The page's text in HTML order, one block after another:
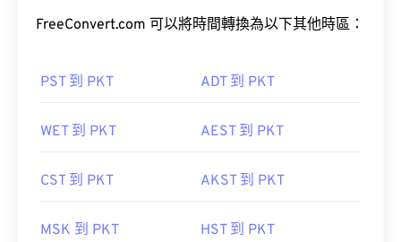
FreeConvert.com 可以將時間轉換為以下其他時區：
PST 到 PKT ADT 到 PKT
WET 到 PKT AEST 到 PKT
CST 到 PKT AKST 到 PKT
MSK 到 PKT HST 到 PKT